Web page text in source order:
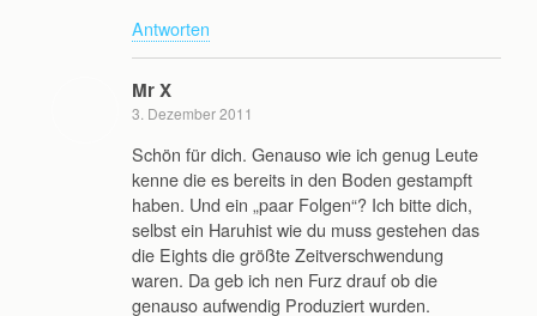
Antworten
Mr X
3. Dezember 2011
Schön für dich. Genauso wie ich genug Leute
kenne die es bereits in den Boden gestampft
haben. Und ein „paar Folgen“? Ich bitte dich,
selbst ein Haruhist wie du muss gestehen das
die Eights die größte Zeitverschwendung
waren. Da geb ich nen Furz drauf ob die
genauso aufwendig Produziert wurden.